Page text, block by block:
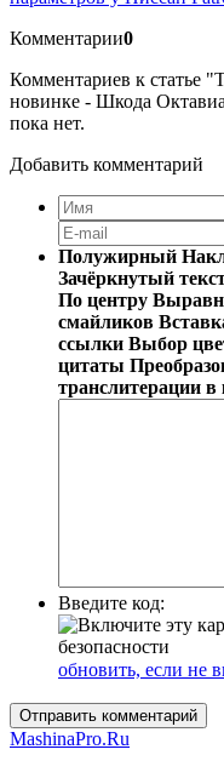
Комментарии0
Комментариев к статье
новинке - Шкода
пока нет.
Добавить комментарий
Полужирный
Зачёркнутый
По центру
смайликов
ссылки Выбор
цитаты
транслитерации
Введите код:
обновить, если не
Отправить комментарий
MashinaPro.Ru